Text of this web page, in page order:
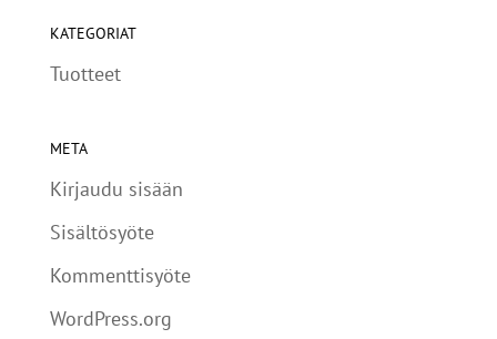
KATEGORIAT
Tuotteet
META
Kirjaudu sisään
Sisältösyöte
Kommenttisyöte
WordPress.org